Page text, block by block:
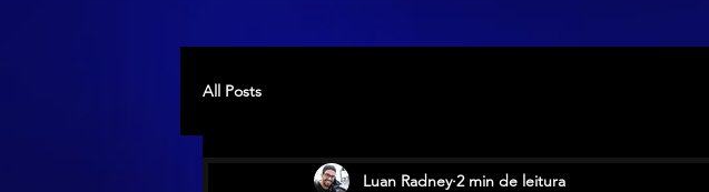
All Posts
Luan Radney 2 min de leitura